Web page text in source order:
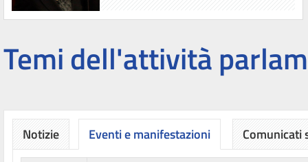
Temi dell'attività
Notizie Eventi e manifestazioni Comunicati